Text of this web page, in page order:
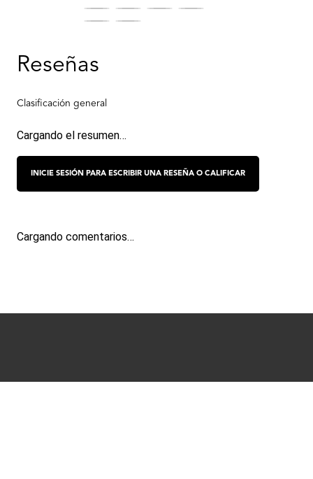
Cargando el resumen…
Cargando comentarios…